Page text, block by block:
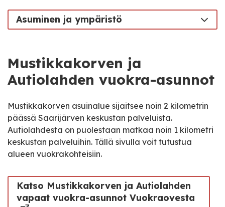
Asuminen ja ympäristö
Mustikkakorven ja
Autiolahden vuokra-asunnot
Mustikkakorven asuinalue sijaitsee noin 2 kilometrin
päässä Saarijärven keskustan palveluista.
Autiolahdesta on puolestaan matkaa noin 1 kilometri
keskustan palveluihin. Tällä sivulla voit tutustua
alueen vuokrakohteisiin.
Katso Mustikkakorven ja Autiolahden
vapaat vuokra-asunnot Vuokraovesta